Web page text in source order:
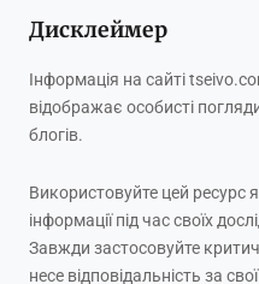
Дисклеймер
Інформація на сайті
відображає особисті
блогів.
Використовуйте цей ресурс
інформації під час своїх
Завжди застосовуйте
несе відповідальність за